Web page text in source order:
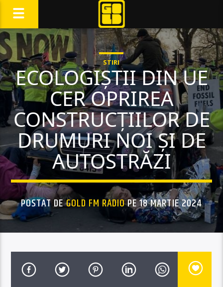
STIRI
ECOLOGIȘTII DIN UE
CER OPRIREA
CONSTRUCȚIILOR DE
DRUMURI NOI ȘI DE
AUTOSTRĂZI
POSTAT DEGOLD FM RADIOPE 18 MARTIE 2024